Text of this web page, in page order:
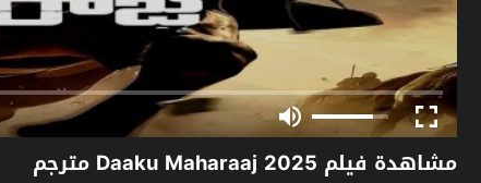
مشاهدة فيلم Daaku Maharaaj 2025 مترجم